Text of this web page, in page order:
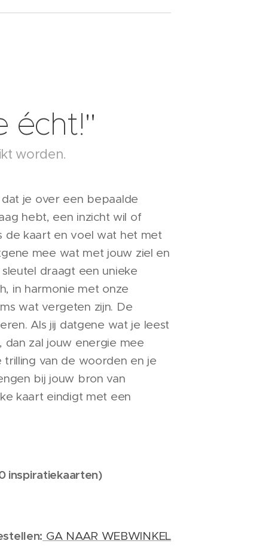
écht!"
worden.
je over een bepaalde
hebt, een inzicht wil of
de kaart en voel wat het met
mee wat met jouw ziel en
draagt een unieke
in harmonie met onze
wat vergeten zijn. De
Als jij datgene wat je leest
dan zal jouw energie mee
van de woorden en je
bij jouw bron van
kaart eindigt met een
inspiratiekaarten)
GA NAAR WEBWINKEL